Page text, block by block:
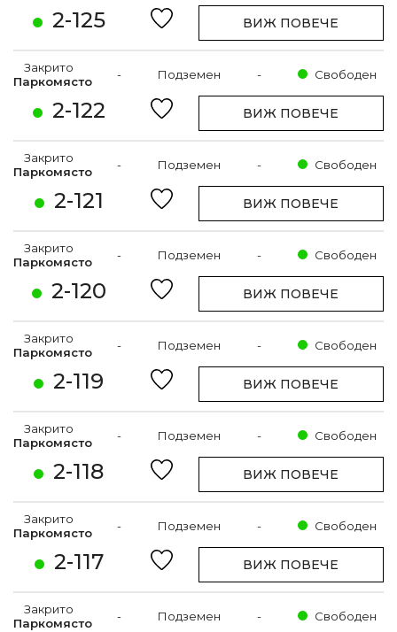
2-125 ВИЖ ПОВЕЧЕ
2-122
Закрито
Паркомясто
- Подземен - Свободен
ВИЖ ПОВЕЧЕ
2-121
Закрито
Паркомясто
- Подземен - Свободен
ВИЖ ПОВЕЧЕ
2-120
Закрито
Паркомясто
- Подземен - Свободен
ВИЖ ПОВЕЧЕ
2-119
Закрито
Паркомясто
- Подземен - Свободен
ВИЖ ПОВЕЧЕ
2-118
Закрито
Паркомясто
- Подземен - Свободен
ВИЖ ПОВЕЧЕ
2-117
Закрито
Паркомясто
- Подземен - Свободен
ВИЖ ПОВЕЧЕ
Закрито
Паркомясто
- Подземен - Свободен